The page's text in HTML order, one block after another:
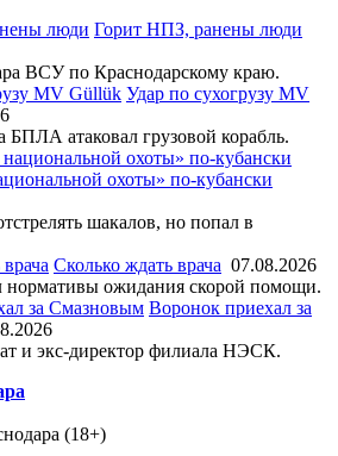
Горит НПЗ, ранены люди
ВСУ по Краснодарскому краю.
Удар по сухогрузу MV
БПЛА атаковал грузовой корабль.
охоты» по-кубански
шакалов, но попал в
Сколько ждать врача 07.08.2026
нормативы ожидания скорой помощи.
Воронок приехал за
и экс-директор филиала НЭСК.
(18+)